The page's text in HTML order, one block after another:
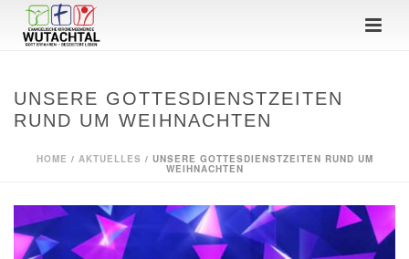
UNSERE GOTTESDIENSTZEITEN
RUND UM WEIHNACHTEN
HOME / AKTUELLES / UNSERE GOTTESDIENSTZEITEN RUND UM
WEIHNACHTEN